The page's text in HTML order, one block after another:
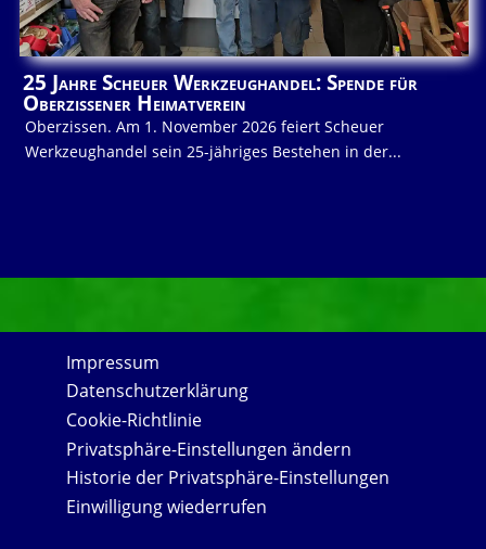
25 Jahre Scheuer Werkzeughandel: Spende für
Oberzissener Heimatverein
Oberzissen. Am 1. November 2026 feiert Scheuer
Werkzeughandel sein 25-jähriges Bestehen in der...
Impressum
Datenschutzerklärung
Cookie-Richtlinie
Privatsphäre-Einstellungen ändern
Historie der Privatsphäre-Einstellungen
Einwilligung wiederrufen